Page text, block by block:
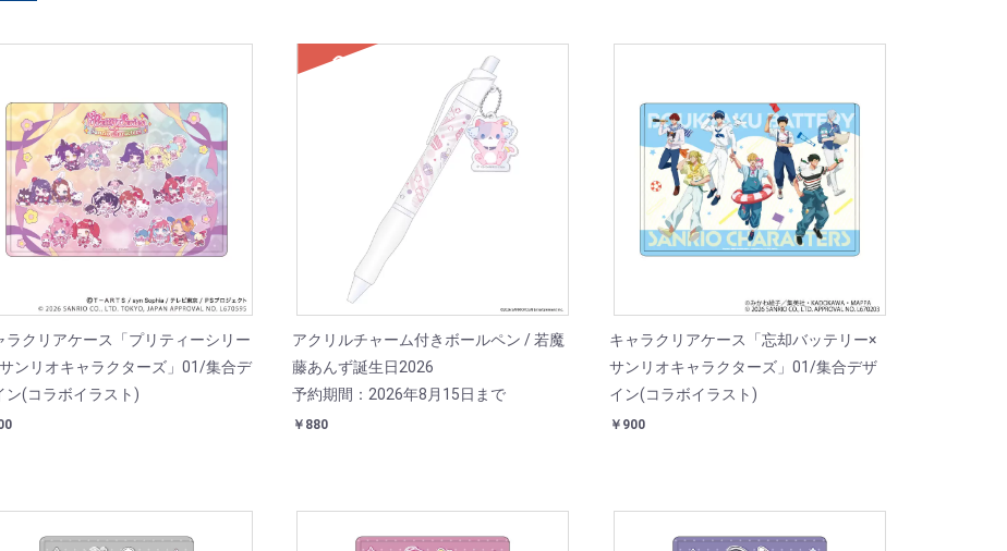
ラクリアケース「プリティーシリー
ンリオキャラクターズ」01/集合デ
ン(コラボイラスト)
SOLD
アクリルチャーム付きボールペン / 若魔
藤あんず誕生日2026
予約期間：2026年8月15日まで
￥880
キャラクリアケース「忘却バッテリー×
サンリオキャラクターズ」01/集合デザ
イン(コラボイラスト)
￥900